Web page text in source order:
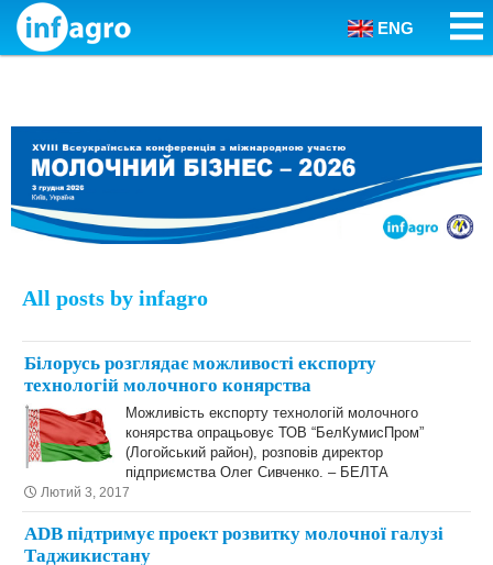
Skip to content
ENG
All posts by infagro
Білорусь розглядає можливості експорту
технологій молочного конярства
Можливість експорту технологій молочного
конярства опрацьовує ТОВ “БелКумисПром”
(Логойський район), розповів директор
підприємства Олег Сивченко. – БЕЛТА
Лютий 3, 2017
АDB підтримує проект розвитку молочної галузі
Таджикистану